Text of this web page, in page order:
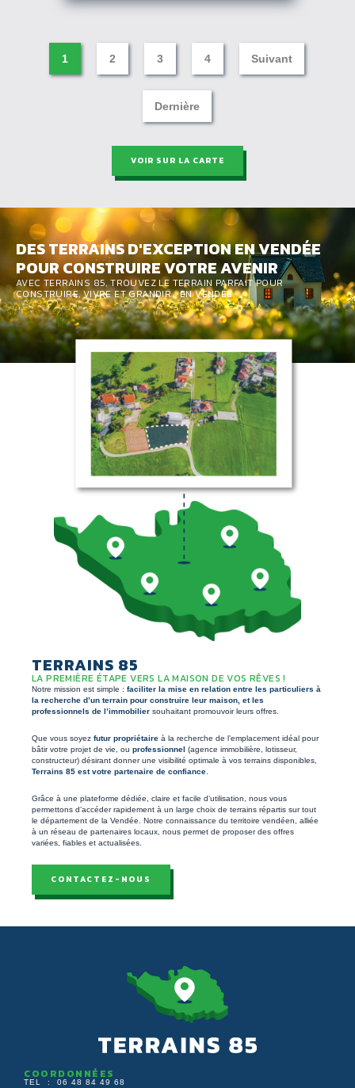
1 2 3 4 Suivant
Dernière
VOIR SUR LA CARTE
DES TERRAINS D'EXCEPTION EN VENDÉE
POUR CONSTRUIRE VOTRE AVENIR
AVEC TERRAINS 85, TROUVEZ LE TERRAIN PARFAIT POUR
CONSTRUIRE, VIVRE ET GRANDIR… EN VENDÉE.
TERRAINS 85
LA PREMIÈRE ÉTAPE VERS LA MAISON DE VOS RÊVES !
Notre mission est simple : faciliter la mise en relation entre les particuliers à
la recherche d’un terrain pour construire leur maison, et les
professionnels de l’immobilier souhaitant promouvoir leurs offres.
Que vous soyez futur propriétaire à la recherche de l’emplacement idéal pour
bâtir votre projet de vie, ou professionnel (agence immobilière, lotisseur,
constructeur) désirant donner une visibilité optimale à vos terrains disponibles,
Terrains 85 est votre partenaire de confiance
Grâce à une plateforme dédiée, claire et facile d’utilisation, nous vous
permettons d’accéder rapidement à un large choix de terrains répartis sur tout
le département de la Vendée. Notre connaissance du territoire vendéen, alliée
à un réseau de partenaires locaux, nous permet de proposer des offres
variées, fiables et actualisées.
CONTACTEZ-NOUS
COORDONNÉES
TEL : 06 48 84 49 68